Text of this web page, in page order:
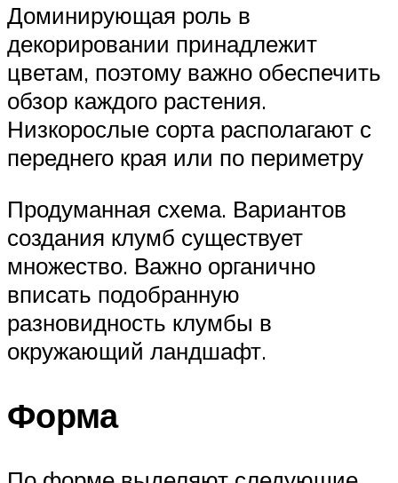
Доминирующая роль в
декорировании принадлежит
цветам, поэтому важно обеспечить
обзор каждого растения.
Низкорослые сорта располагают с
переднего края или по периметру
Продуманная схема. Вариантов
создания клумб существует
множество. Важно органично
вписать подобранную
разновидность клумбы в
окружающий ландшафт.
Форма